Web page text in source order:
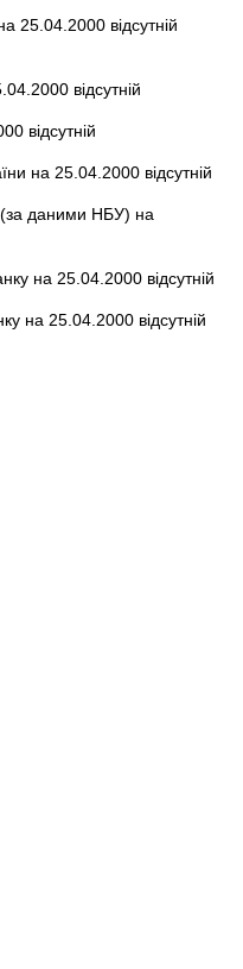
25.04.2000 відсутній
відсутній
відсутній
на 25.04.2000 відсутній
(за даними НБУ) на
на 25.04.2000 відсутній
на 25.04.2000 відсутній